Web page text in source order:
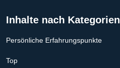
Inhalte nach Kategorien
Persönliche Erfahrungspunkte
Top